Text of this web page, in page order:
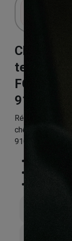
Chêne
teinte
FCHS030
Référence:
chêne
910x122x14